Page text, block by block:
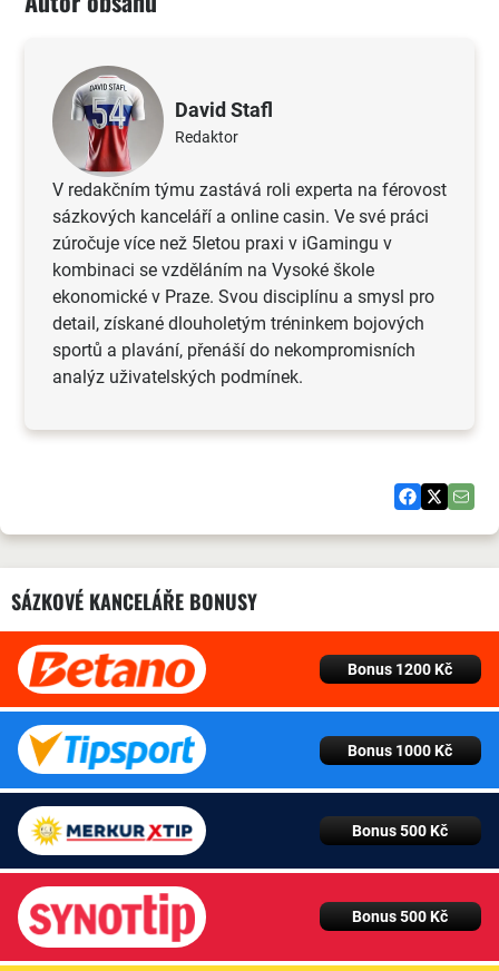
David Stafl
Redaktor
V redakčním týmu zastává roli experta na férovost
sázkových kanceláří a online casin. Ve své práci
zúročuje více než 5letou praxi v iGamingu v
kombinaci se vzděláním na Vysoké škole
ekonomické v Praze. Svou disciplínu a smysl pro
detail, získané dlouholetým tréninkem bojových
sportů a plavání, přenáší do nekompromisních
analýz uživatelských podmínek.
SÁZKOVÉ KANCELÁŘE BONUSY
Bonus 1200 Kč
Bonus 1000 Kč
Bonus 500 Kč
Bonus 500 Kč